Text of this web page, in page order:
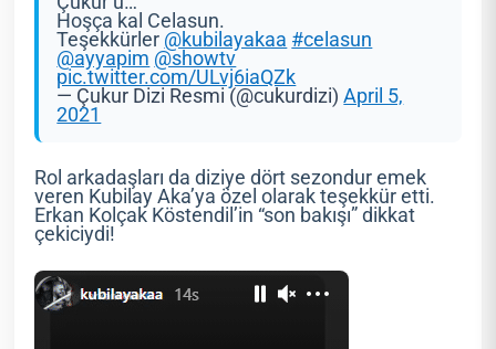
Hoşça kal Celasun.
Teşekkürler @kubilayakaa #celasun
@ayyapim @showtv
pic.twitter.com/ULvj6iaQZk
— Çukur Dizi Resmi (@cukurdizi)April 5,
2021
Rol arkadaşları da diziye dört sezondur emek
veren Kubilay Aka’ya özel olarak teşekkür etti.
Erkan Kolçak Köstendil’in “son bakışı” dikkat
çekiciydi!